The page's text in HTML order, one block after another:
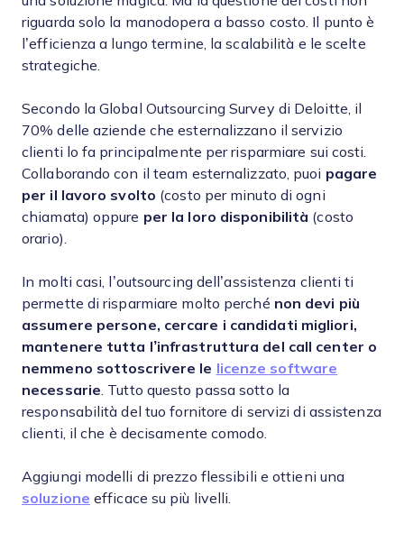
riguarda solo la manodopera a basso costo. Il punto è
l’efficienza a lungo termine, la scalabilità e le scelte
strategiche.
Secondo la Global Outsourcing Survey di Deloitte, il
70% delle aziende che esternalizzano il servizio
clienti lo fa principalmente per risparmiare sui costi.
Collaborando con il team esternalizzato, puoi pagare
per il lavoro svolto (costo per minuto di ogni
chiamata) oppure per la loro disponibilità (costo
orario).
In molti casi, l’outsourcing dell’assistenza clienti ti
permette di risparmiare molto perché non devi più
assumere persone, cercare i candidati migliori,
mantenere tutta l’infrastruttura del call center o
nemmeno sottoscrivere le licenze software
necessarie . Tutto questo passa sotto la
responsabilità del tuo fornitore di servizi di assistenza
clienti, il che è decisamente comodo.
Aggiungi modelli di prezzo flessibili e ottieni una
soluzione efficace su più livelli.